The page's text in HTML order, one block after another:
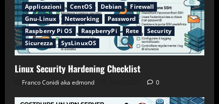
Applicazioni CentOS Debian
Firewall
Gnu-Linux
Networking
Password
Raspberry Pi OS
RaspberryPi Rete
Security
Sicurezza
SysLinuxOS
Linux Security Hardening Checklist
Franco Conidi aka edmond 0